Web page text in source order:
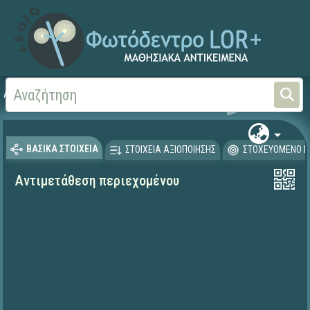
Αρχική
ΒΑΣΙΚΑ ΣΤΟΙΧΕΙΑ ΣΤΟΙΧΕΙΑ ΑΞΙΟΠΟΙΗΣΗΣ ΣΤΟΧΕΥΟΜΕΝΟ
Αντιμετάθεση περιεχομένου